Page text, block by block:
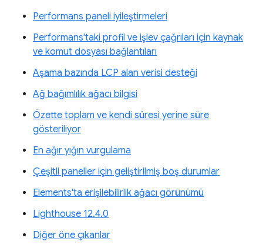
Performans paneli iyileştirmeleri
Performans'taki profil ve işlev çağrıları için kaynak
ve komut dosyası bağlantıları
Aşama bazında LCP alan verisi desteği
Ağ bağımlılık ağacı bilgisi
Özette toplam ve kendi süresi yerine süre
gösteriliyor
En ağır yığın vurgulama
Çeşitli paneller için geliştirilmiş boş durumlar
Elements'ta erişilebilirlik ağacı görünümü
Lighthouse 12.4.0
Diğer öne çıkanlar